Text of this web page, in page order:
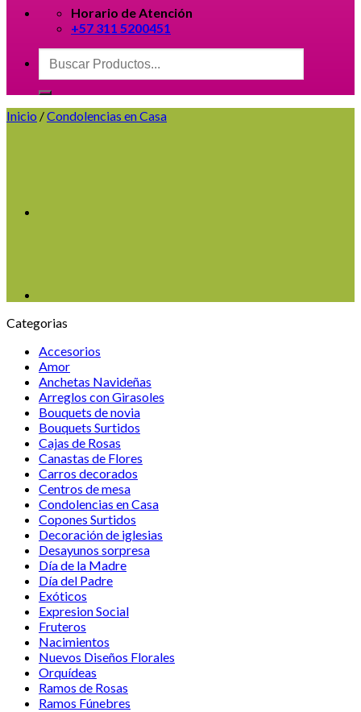
Horario de Atención
+57 311 5200451
Buscar
por:
Inicio /Condolencias en Casa
Categorias
Accesorios
Amor
Anchetas Navideñas
Arreglos con Girasoles
Bouquets de novia
Bouquets Surtidos
Cajas de Rosas
Canastas de Flores
Carros decorados
Centros de mesa
Condolencias en Casa
Copones Surtidos
Decoración de iglesias
Desayunos sorpresa
Día de la Madre
Día del Padre
Exóticos
Expresion Social
Fruteros
Nacimientos
Nuevos Diseños Florales
Orquídeas
Ramos de Rosas
Ramos Fúnebres